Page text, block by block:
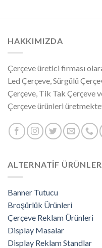
HAKKIMIZDA
Çerçeve üretici firması
Led Çerçeve, Sürgülü
Çerçeve, Tik Tak Çerçeve
Çerçeve ürünleri
ALTERNATİF ÜRÜNLER
Banner Tutucu
Broşürlük Ürünleri
Çerçeve Reklam Ürünleri
Display Masalar
Display Reklam Standlar